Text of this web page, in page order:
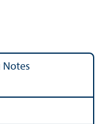
Notes